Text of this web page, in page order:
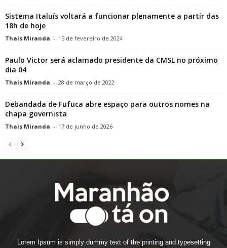
Sistema Italuís voltará a funcionar plenamente a partir das
18h de hoje
Thais Miranda - 15 de fevereiro de 2024
Paulo Victor será aclamado presidente da CMSL no próximo
dia 04
Thais Miranda - 28 de março de 2022
Debandada de Fufuca abre espaço para outros nomes na
chapa governista
Thais Miranda - 17 de junho de 2026
Lorem Ipsum is simply dummy text of the printing and typesetting